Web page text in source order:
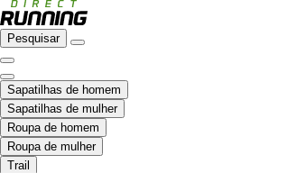
Pesquisar
Sapatilhas de homem
Sapatilhas de mulher
Roupa de homem
Roupa de mulher
Trail